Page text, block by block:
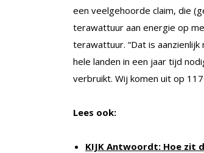
een veelgehoorde claim, die
terawattuur aan energie op
terawattuur. “Dat is
hele landen in een jaar tijd
verbruikt. Wij komen uit op
Lees ook:
KIJK Antwoordt: Hoe zit